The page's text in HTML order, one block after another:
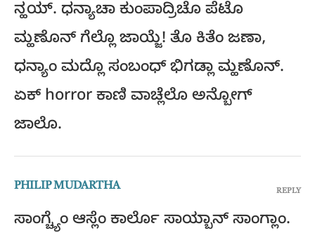
ನ್ಹಯ್. ಧನ್ಯಾಚಾ ಕುಂಪಾದ್ರಿಚೊ ಪೆಟೊ
ಮ್ಹಣೊನ್ ಗೆಲ್ಲೊ ಜಾಯ್ಜೆ! ತೊ ಕಿತೆಂ ಜಣಾ,
ಧನ್ಯಾಂ ಮದ್ಲೊ ಸಂಬಂಧ್ ಭಿಗಡ್ಲಾ ಮ್ಹಣೊನ್.
ಏಕ್ horror ಕಾಣಿ ವಾಚ್ಲೆಲೊ ಅನ್ಬೋಗ್
ಜಾಲೊ.
PHILIP MUDARTHA
ಸಾಂಗ್ಚ್ಯೆಂ ಆಸ್ಲೆಂ ಕಾರ್ಲೊ ಸಾಯ್ಬಾನ್ ಸಾಂಗ್ಲಾಂ.
REPLY